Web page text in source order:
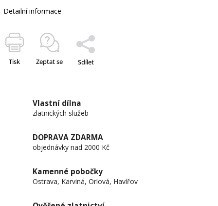
Detailní informace
Tisk Zeptat se Sdílet
Vlastní dílna
zlatnických služeb
DOPRAVA ZDARMA
objednávky nad 2000 Kč
Kamenné pobočky
Ostrava, Karviná, Orlová, Havířov